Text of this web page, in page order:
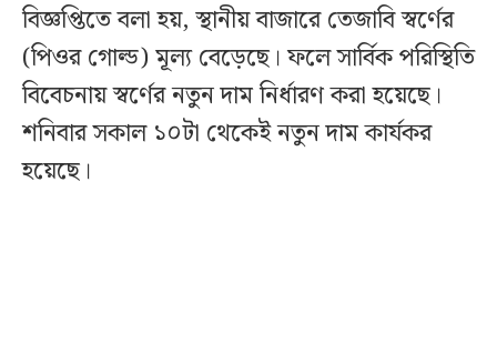
বিজ্ঞপ্তিতে বলা হয়, স্থানীয় বাজারে তেজাবি স্বর্ণের
(পিওর গোল্ড) মূল্য বেড়েছে। ফলে সার্বিক পরিস্থিতি
বিবেচনায় স্বর্ণের নতুন দাম নির্ধারণ করা হয়েছে।
শনিবার সকাল ১০টা থেকেই নতুন দাম কার্যকর
হয়েছে।